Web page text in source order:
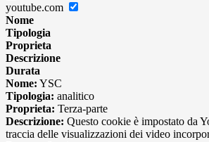
youtube.com
Nome
Tipologia
Proprieta
Descrizione
Durata
Nome: YSC
Tipologia: analitico
Proprieta: Terza-parte
Descrizione: Questo cookie è impostato da
traccia delle visualizzazioni dei video